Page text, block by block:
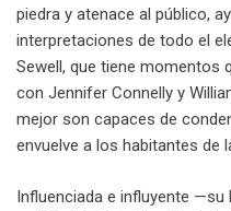
piedra y atenace al público,
interpretaciones de todo el
Sewell, que tiene momentos
con Jennifer Connelly y
mejor son capaces de
envuelve a los habitantes de
Influenciada e influyente —su